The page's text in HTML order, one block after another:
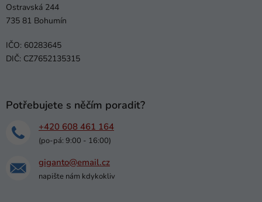
Ostravská 244
735 81 Bohumín
IČO: 60283645
DIČ: CZ7652135315
Potřebujete s něčím poradit?
+420 608 461 164
(po-pá: 9:00 - 16:00)
giganto@email.cz
napište nám kdykokliv